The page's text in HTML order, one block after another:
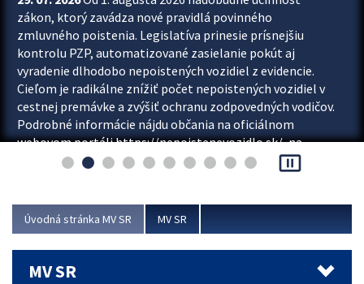
zákon, ktorý zavádza nové pravidlá povinného
zmluvného poistenia. Legislatíva prinesie prísnejšiu
kontrolu PZP, automatizované zasielanie pokút aj
vyradenie dlhodobo nepoistených vozidiel z evidencie.
Cieľom je radikálne znížiť počet nepoistených vozidiel v
cestnej premávke a zvýšiť ochranu zodpovedných vodičov.
Podrobné informácie nájdu občania na oficiálnom
webovom portáli https://nepoistenevozidlo.sk/, na
ktorom od augusta pribudne aj možnosť overiť si...
pause_presentation
Úvodná stránka MV SR MV SR
MV SR